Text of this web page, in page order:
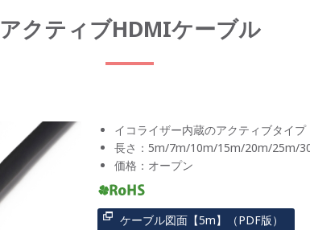
アクティブHDMIケーブル
イコライザー内蔵のアクティブタイプ
長さ：5m/7m/10m/15m/20m/25m/
価格：オープン
ケーブル図面【5m】（PDF版）